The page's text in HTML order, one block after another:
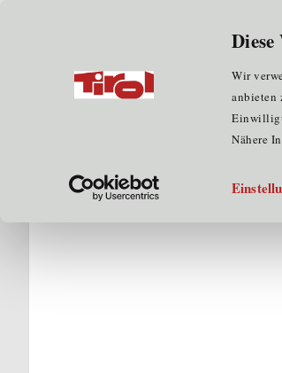
Wir
anbieten
Nähere
Home für Clustermitglieder